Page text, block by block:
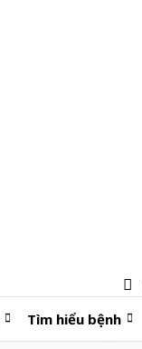
Tìm hiểu bệnh